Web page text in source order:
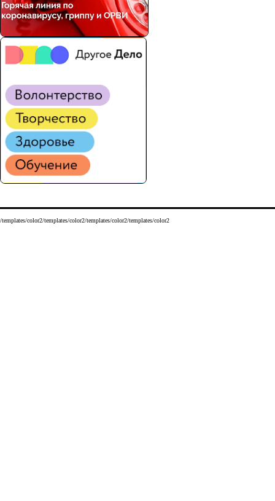
/templates/color2/templates/color2/templates/color2/templates/color2